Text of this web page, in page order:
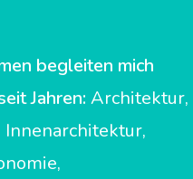
begleiten mich
Jahren: Architektur,
Innenarchitektur,